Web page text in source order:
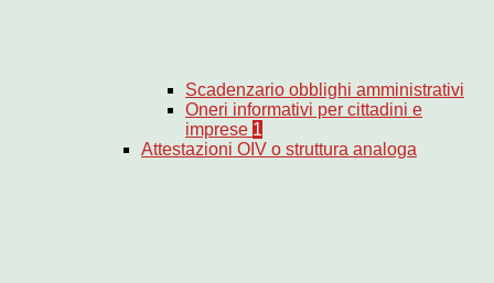
Scadenzario obblighi amministrativi
Oneri informativi per cittadini e
imprese 1
Attestazioni OIV o struttura analoga